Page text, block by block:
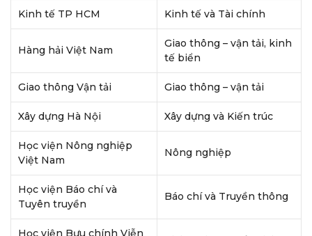
Kinh tế TP HCM Kinh tế và Tài chính
Hàng hải Việt Nam
Giao thông – vận tải, kinh
tế biển
Giao thông Vận tải Giao thông – vận tải
Xây dựng Hà Nội Xây dựng và Kiến trúc
Học viện Nông nghiệp
Việt Nam
Nông nghiệp
Học viện Báo chí và
Tuyên truyền
Báo chí và Truyền thông
Học viện Bưu chính Viễn